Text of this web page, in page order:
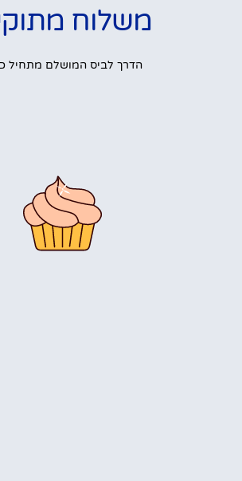
משלוח
הדרך לביס המושלם מתחיל